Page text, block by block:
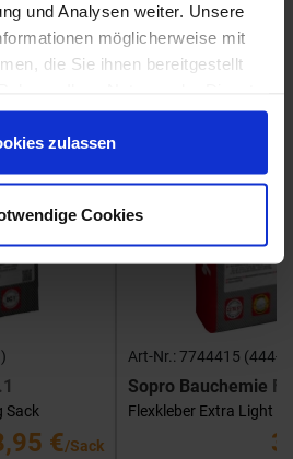
und Analysen weiter. Unsere
möglicherweise mit
die Sie ihnen bereitgestellt
zulassen
Cookies
Sack
€/Sack
Showroom
Art-Nr.: 7744415 (444-
Sopro Bauchemie
Flexkleber Extra Light